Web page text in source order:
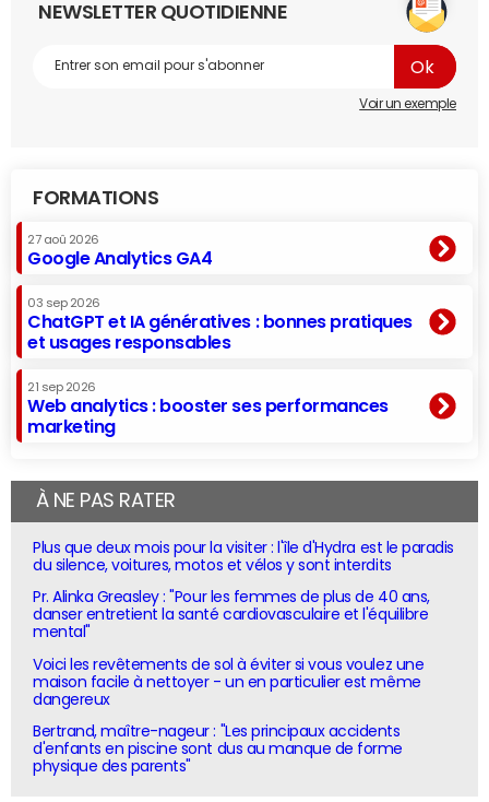
NEWSLETTER QUOTIDIENNE
Voir un exemple
FORMATIONS
27 aoû 2026
Google Analytics GA4
03 sep 2026
ChatGPT et IA génératives : bonnes pratiques
et usages responsables
21 sep 2026
Web analytics : booster ses performances
marketing
À NE PAS RATER
Plus que deux mois pour la visiter : l'île d'Hydra est le paradis
du silence, voitures, motos et vélos y sont interdits
Pr. Alinka Greasley : "Pour les femmes de plus de 40 ans,
danser entretient la santé cardiovasculaire et l'équilibre
mental"
Voici les revêtements de sol à éviter si vous voulez une
maison facile à nettoyer - un en particulier est même
dangereux
Bertrand, maître-nageur : "Les principaux accidents
d'enfants en piscine sont dus au manque de forme
physique des parents"